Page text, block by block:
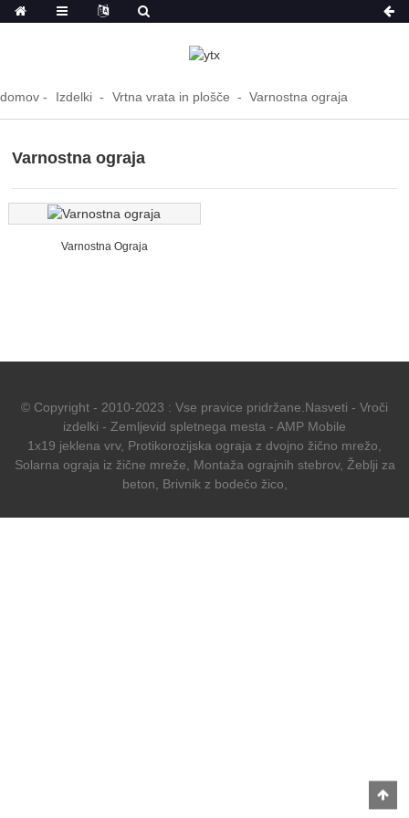
domov Izdelki Vrtna vrata in plošče Varnostna ograja
Varnostna ograja
Varnostna Ograja
© Copyright - 2010-2023 : Vse pravice pridržane. Nasveti - Vroči
izdelki - Zemljevid spletnega mesta - AMP Mobile
1x19 jeklena vrv, Protikorozijska ograja z dvojno žično mrežo
Solarna ograja iz žične mreže
Montaža ograjnih stebrov, Žeblji za
beton
Brivnik z bodečo žico